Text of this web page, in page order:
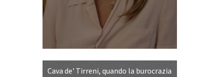
Cava de' Tirreni, quando la burocrazia